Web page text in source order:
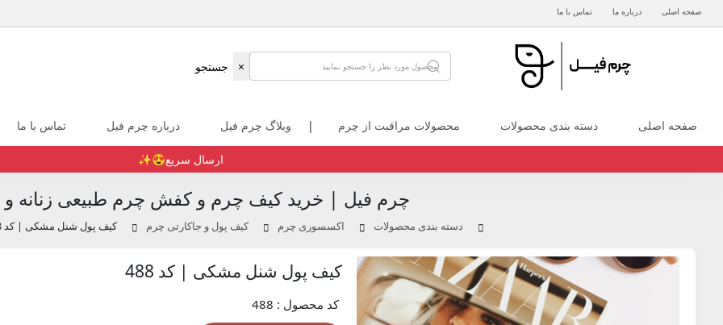
صفحه اصلی درباره ما تماس با ما
× جستجو
صفحه اصلی دسته بندی محصولات محصولات مراقبت از چرم | وبلاگ چرم فیل درباره چرم فیل تماس با ما
ارسال سریع😍✨️
چرم فیل | خرید کیف چرم و کفش چرم طبیعی زنانه و
دسته بندی محصولات اکسسوری چرم کیف پول و جاکارتی چرم کیف پول شنل مشکی | کد 488
کیف پول شنل مشکی | کد 488
کد محصول : 488